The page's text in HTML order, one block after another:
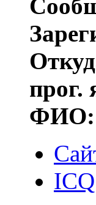
прог.
ФИО:
ICQ